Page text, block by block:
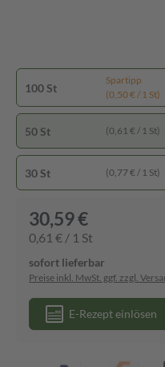
100 St
Spartipp
(0,50 € / 1 St)
50 St (0,61 € / 1 St)
30 St (0,77 € / 1 St)
30,59 €
0,61 € / 1 St
sofort lieferbar
Preise inkl. MwSt. ggf. zzgl.
E-Rezept einlösen